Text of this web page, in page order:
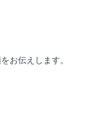
お伝えします。